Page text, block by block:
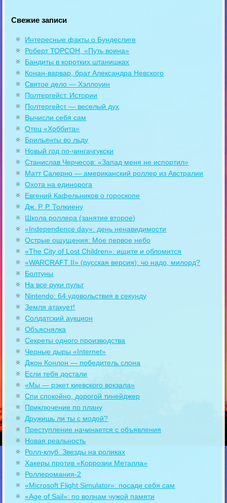
Свежие записи
Интересные факты о Бундеслиге
Роберт ТОРСОН, «Путь воина»
Бандиты в коротких штанишках
Конан-варвар, брат Александра Невского
Святое дело — Хэллоуин
Полтергейст. Истории
Полтергейст — веселый дух
Вычисли себя сам
Отец «Хоббита»
Брильянты во льду
Новый год по-чингачгукски
Станислав Черчесов: «Запад меня не испортил»
Матт Салерно — американский роллер из Австралии
Охота на единорога
Евгений Кафельников о гороскопе
Дж. Р. Р. Толкиену
Школа роллера (занятие второе)
«Independence day»: день ненавидимости
Острые ощущения: Мое первое небо
«The City of Lost Children»: ищите и обломится
«WARCRAFT II» (русская версия): чо надо, милорд?
Болтуны
На все руки пульт
Nintendo: 64 удовольствия в секунду
Земля атакует!
Солдатский аукцион
Объяснялка
Секреты одного производства
Черные дыры «Internet»
Джон Конлон — победитель слона
Если тебя достали
«Мы — рэкет киевского вокзала»
Спи спокойно, дорогой тинейджер
Приключение по плану
Дружишь ли ты с модой?
Преступление начинается с объявления
Новая реальность
Ролл-клуб. Звезды на роликах
Хакеры против «Коррозии Металла»
Роллеромания-2
«Microsoft Flight Simulator»: посади себя сам
«Age of Sail»: по волнам чужой памяти